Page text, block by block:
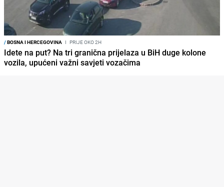
/BOSNA I HERCEGOVINA I PRIJE OKO 2H
Idete na put? Na tri granična prijelaza u BiH duge kolone
vozila, upućeni važni savjeti vozačima